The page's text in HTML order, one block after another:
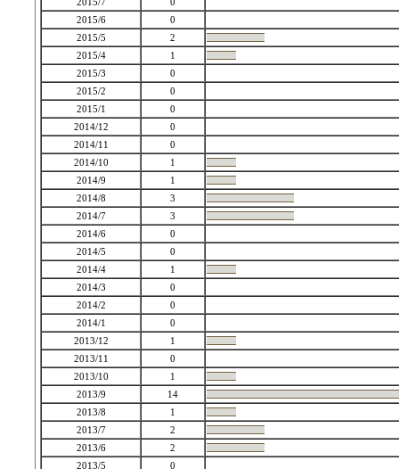
2015/6
0
2015/5
2
2015/4
1
2015/3
0
2015/2
0
2015/1
0
2014/12
0
2014/11
0
2014/10
1
2014/9
1
2014/8
3
2014/7
3
2014/6
0
2014/5
0
2014/4
1
2014/3
0
2014/2
0
2014/1
0
2013/12
1
2013/11
0
2013/10
1
2013/9
14
2013/8
1
2013/7
2
2013/6
2
2013/5
0